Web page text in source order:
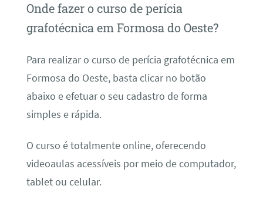
Onde fazer o curso de perícia
grafotécnica em Formosa do Oeste?
Para realizar o curso de perícia grafotécnica em
Formosa do Oeste, basta clicar no botão
abaixo e efetuar o seu cadastro de forma
simples e rápida.
O curso é totalmente online, oferecendo
videoaulas acessíveis por meio de computador,
tablet ou celular.